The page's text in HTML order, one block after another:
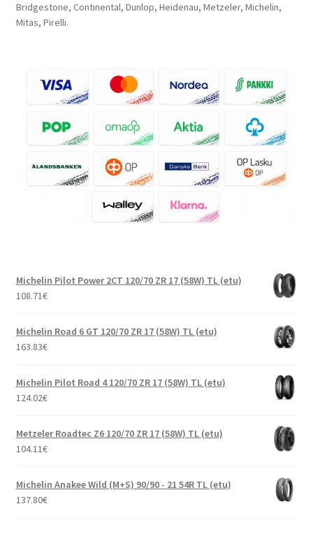
Bridgestone, Continental, Dunlop, Heidenau, Metzeler, Michelin,
Mitas, Pirelli.
Michelin Pilot Power 2CT 120/70 ZR 17 (58W) TL (etu)
108.71€
Michelin Road 6 GT 120/70 ZR 17 (58W) TL (etu)
163.83€
Michelin Pilot Road 4 120/70 ZR 17 (58W) TL (etu)
124.02€
Metzeler Roadtec Z6 120/70 ZR 17 (58W) TL (etu)
104.11€
Michelin Anakee Wild (M+S) 90/90 - 21 54R TL (etu)
137.80€